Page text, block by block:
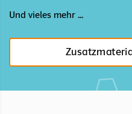
Und vieles mehr ...